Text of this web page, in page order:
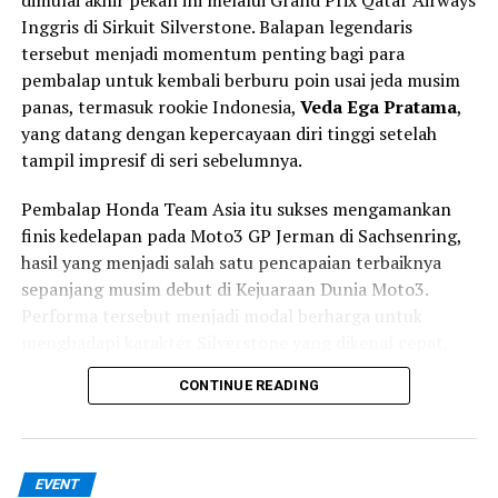
Tenaga:188 PS (138 kW) @ 9.700 rpm
Torsi:149 Nm @ 7.000 rpm
Transmisi:6-speed
Tangki BBM:
20 liter
satu hyperbike touring tercepat dan paling stabil di
dunia.
Harga Suzuki Hayabusa 2026
Standard:¥2.299.000 (~Rp258 juta)
Edisi khusus:¥2.387.000 (~Rp268 juta)
satu hyperbike dengan value terbaik di kelasnya.
Inggris di Sirkuit Silverstone. Balapan legendaris
tersebut menjadi momentum penting bagi para
pembalap untuk kembali berburu poin usai jeda musim
panas, termasuk rookie Indonesia, Veda Ega Pratama,
yang datang dengan kepercayaan diri tinggi setelah
tampil impresif di seri sebelumnya.
Pembalap Honda Team Asia itu sukses mengamankan
finis kedelapan pada Moto3 GP Jerman di Sachsenring,
hasil yang menjadi salah satu pencapaian terbaiknya
sepanjang musim debut di Kejuaraan Dunia Moto3.
Performa tersebut menjadi modal berharga untuk
mengalir (flowing), dan memiliki cuaca yang sulit
diprediksi.
Selain Veda, Honda Team Asia juga menghadirkan
pembalap Thailand
CONTINUE READING
EVENT